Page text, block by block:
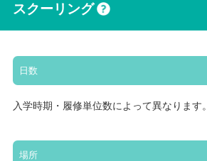
スクーリング
日数
入学時期・履修単位数によって異なります。
場所